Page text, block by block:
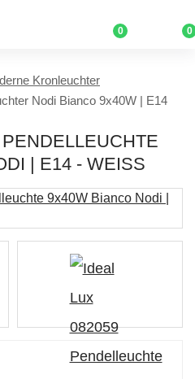
0 0
Kronleuchter
Nodi Bianco 9x40W | E14
| E14 - WEISS